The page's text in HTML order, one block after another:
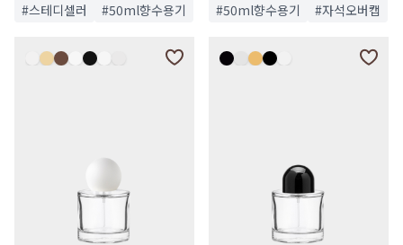
#스테디셀러 #50ml향수용기 #50ml향수용기 #자석오버캡